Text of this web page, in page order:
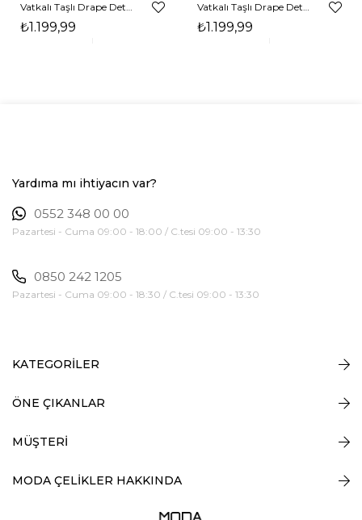
₺1.199,99 ₺1.199,99
Yardıma mı ihtiyacın var?
0552 348 00 00
Pazartesi - Cuma 09:00 - 18:00 / C.tesi 09:00 - 13:30
0850 242 1205
Pazartesi - Cuma 09:00 - 18:30 / C.tesi 09:00 - 13:30
KATEGORİLER
ÖNE ÇIKANLAR
MÜŞTERİ
MODA ÇELİKLER HAKKINDA